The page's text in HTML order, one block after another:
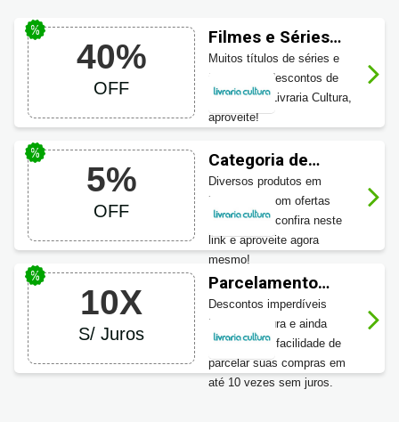
40%
OFF
Filmes e Séries
com desconto na
Livraria Cultura até
40% OFF
Muitos títulos de séries e
filmes com descontos de
até 40% na Livraria Cultura,
aproveite!
5%
OFF
Categoria de
informática na
Livraria Cultura até
5% OFF
Diversos produtos em
informática com ofertas
imperdíveis, confira neste
link e aproveite agora
mesmo!
10X
S/ Juros
Parcelamento
Livraria Cultura
Descontos imperdíveis
Livraria Cultura e ainda
conte com a facilidade de
parcelar suas compras em
até 10 vezes sem juros.